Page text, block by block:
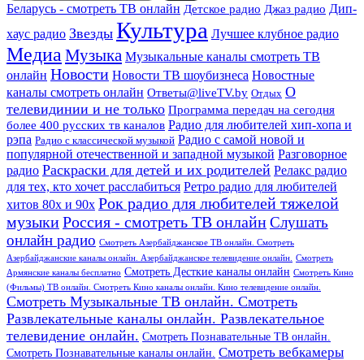
Беларусь - смотреть ТВ онлайн Детское радио Джаз радио Дип-
хаус радио Звезды Культура Лучшее клубное радио
Медиа Музыка Музыкальные каналы смотреть ТВ
онлайн Новости Новости ТВ шоубизнеса Новостные
каналы смотреть онлайн Ответы@liveTV.by Отдых О
телевидинии и не только Программа передач на сегодня
более 400 русских тв каналов Радио для любителей хип-хопа и
рэпа Радио с классической музыкой Радио с самой новой и
популярной отечественной и западной музыкой Разговорное
радио Раскраски для детей и их родителей Релакс радио
для тех, кто хочет расслабиться Ретро радио для любителей
хитов 80х и 90х Рок радио для любителей тяжелой
музыкиРоссия - смотреть ТВ онлайнСлушать
онлайн радио Смотреть Азербайджанское ТВ онлайн. Смотреть
Азербайджанские каналы онлайн. Азербайджанское телевидение онлайн.
Смотреть
Армянские каналы бесплатно Смотреть Десткие каналы онлайн Смотреть Кино
(Фильмы) ТВ онлайн. Смотреть Кино каналы онлайн. Кино телевидение онлайн.
Смотреть Музыкальные ТВ онлайн. Смотреть
Развлекательные каналы онлайн. Развлекательное
телевидение онлайн. Смотреть Познавательные ТВ онлайн.
Смотреть Познавательные каналы онлайн. Смотреть вебкамеры